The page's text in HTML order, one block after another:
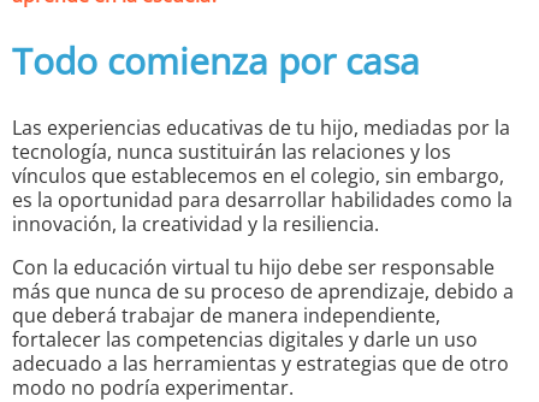
Todo comienza por casa
Las experiencias educativas de tu hijo, mediadas por la
tecnología, nunca sustituirán las relaciones y los
vínculos que establecemos en el colegio, sin embargo,
es la oportunidad para desarrollar habilidades como la
innovación, la creatividad y la resiliencia.
Con la educación virtual tu hijo debe ser responsable
más que nunca de su proceso de aprendizaje, debido a
que deberá trabajar de manera independiente,
fortalecer las competencias digitales y darle un uso
adecuado a las herramientas y estrategias que de otro
modo no podría experimentar.